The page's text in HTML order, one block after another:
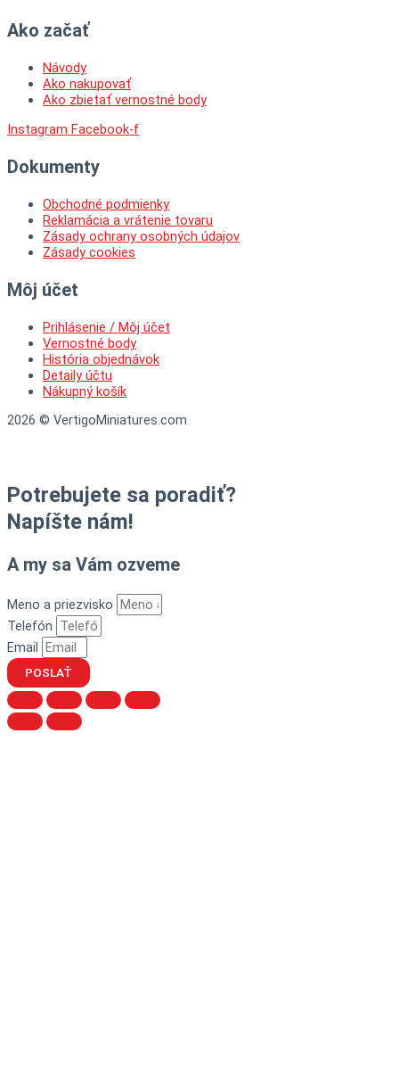
Ako začať
Návody
Ako nakupovať
Ako zbietať vernostné body
Instagram Facebook-f
Dokumenty
Obchodné podmienky
Reklamácia a vrátenie tovaru
Zásady ochrany osobných údajov
Zásady cookies
Môj účet
Prihlásenie / Môj účet
Vernostné body
História objednávok
Detaily účtu
Nákupný košík
2026 © VertigoMiniatures.com
Potrebujete sa poradiť?
Napíšte nám!
A my sa Vám ozveme
Meno a priezvisko
Telefón
Email
POSLAŤ